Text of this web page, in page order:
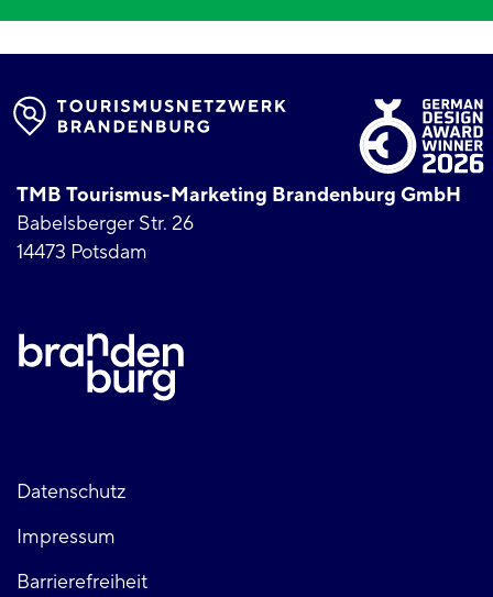
TMB Tourismus-Marketing Brandenburg GmbH
Babelsberger Str. 26
14473 Potsdam
Fußzeile
links
Datenschutz
Impressum
Barrierefreiheit